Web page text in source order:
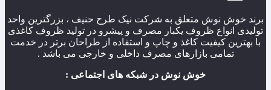
برند خوش نوش متعلق به شرکت نیک طرح حنیف ، بزرگترین واحد
تولیدی انواع ظروف یکبار مصرف و پیشرو در تولید ظروف کاغذی
با بهترین کیفیت کاغذ و چاپ و استفاده از طراحان برتر در خدمت
تمامی بازارهای مصرف داخلی و خارجی می باشد .
خوش نوش در شبکه های اجتماعی :